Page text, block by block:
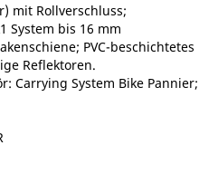
mit Rollverschluss;
System bis 16 mm
PVC-beschichtetes
Reflektoren.
Carrying System Bike Pannier;